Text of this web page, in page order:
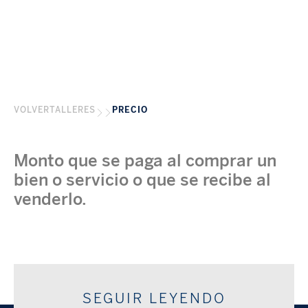
VOLVER TALLERES PRECIO
Monto que se paga al comprar un
bien o servicio o que se recibe al
venderlo.
SEGUIR LEYENDO